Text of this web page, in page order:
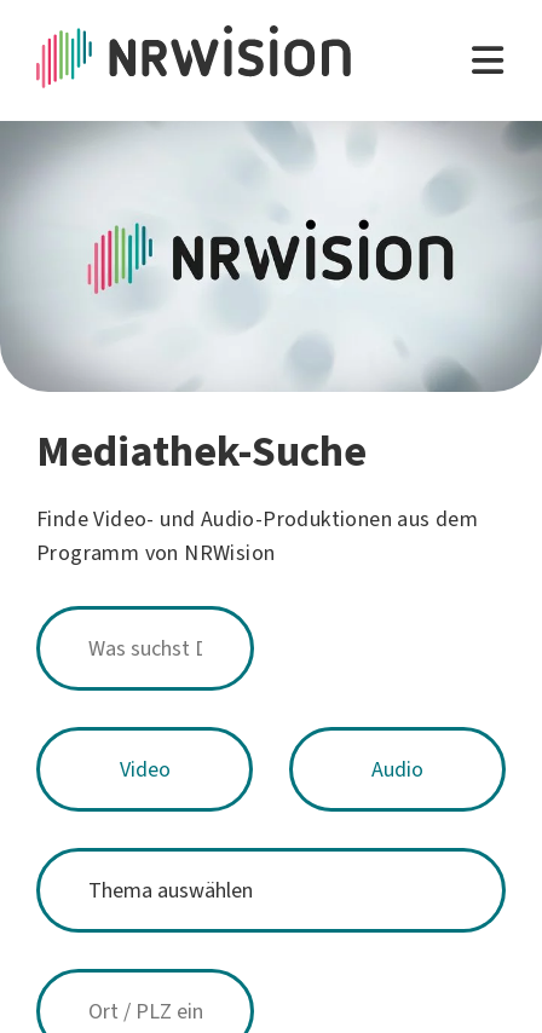
Mediathek-Suche
Finde Video- und Audio-Produktionen aus dem
Programm von NRWision
Video Audio